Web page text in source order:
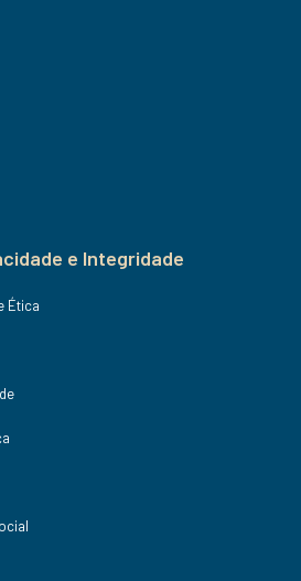
e Integridade
Ética